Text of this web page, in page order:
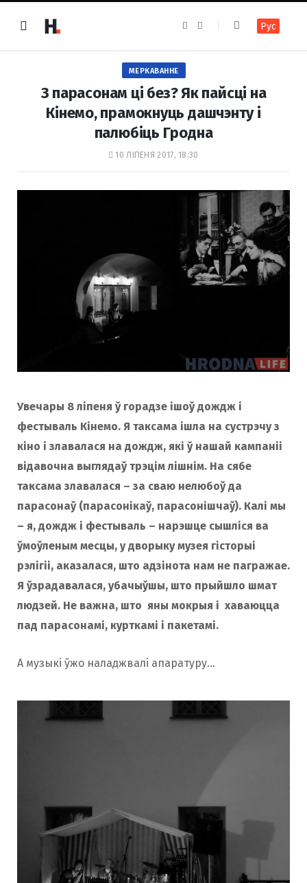
e
k
t
a
m
Рус
МЕРКАВАННЕ
З парасонам ці без? Як пайсці на
Кінемо, прамокнуць дашчэнту і
палюбіць Гродна
10 ЛІПЕНЯ 2017, 18:30
Увечары 8 ліпеня ў горадзе ішоў дождж і
фестываль Кінемо. Я таксама ішла на сустрэчу з
кіно і злавалася на дождж, які ў нашай кампаніі
відавочна выглядаў трэцім лішнім. На сябе
таксама злавалася – за сваю нелюбоў да
парасонаў (парасонікаў, парасонішчаў). Калі мы
– я, дождж і фестываль – нарэшце сышліся ва
ўмоўленым месцы, у дворыку музея гісторыі
рэлігіі, аказалася, што адзінота нам не пагражае.
Я ўзрадавалася, убачыўшы, што прыйшло шмат
людзей. Не важна, што яны мокрыя і хаваюцца
пад парасонамі, курткамі і пакетамі.
А музыкі ўжо наладжвалі апаратуру…